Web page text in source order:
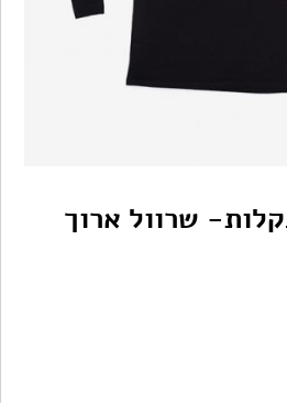
שרוול ארוך